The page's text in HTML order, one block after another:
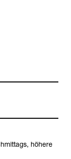
höhere